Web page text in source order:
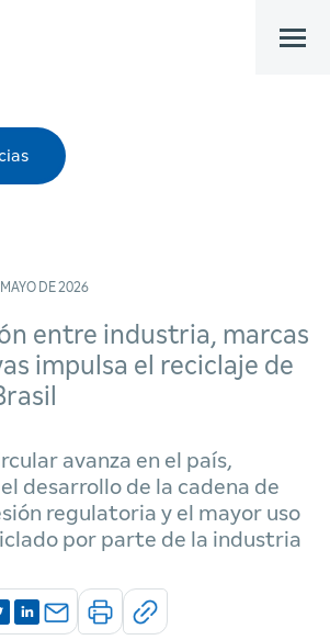
bar
MAYO DE 2026
entre industria, marcas
impulsa el reciclaje de
avanza en el país,
desarrollo de la cadena de
regulatoria y el mayor uso
por parte de la industria